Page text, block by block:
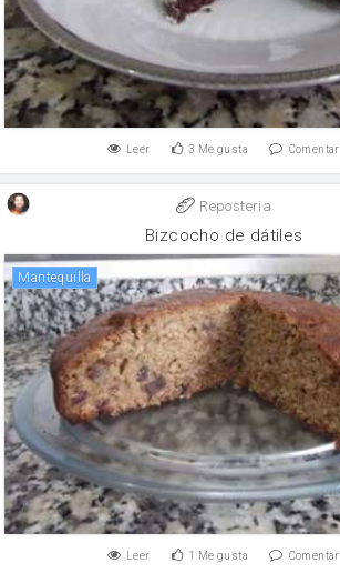
Leer 3 Me gusta Comentar
Reposteria
Bizcocho de dátiles
mantequilla
Leer 1 Me gusta Comentar